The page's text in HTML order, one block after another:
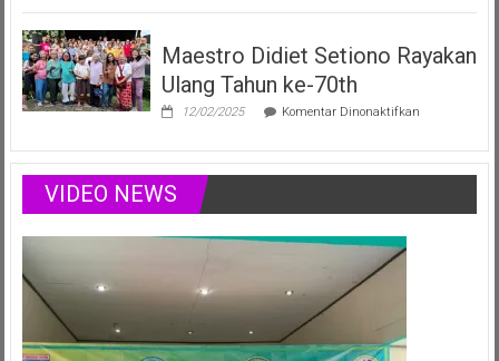
Positif
Elizabeth,
Anak
Siap
Harumkan
Ajang
Juli
Maestro Didiet Setiono Rayakan
Ulang Tahun ke-70th
12/02/2025 Komentar Dinonaktifkanpada
Setiono
Rayakan
Tahun
VIDEO NEWS